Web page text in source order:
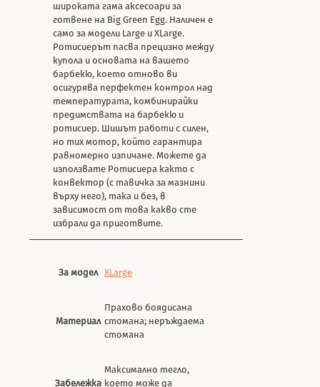
широката гама аксесоари за
готвене на Big Green Egg. Наличен е
само за модели Large и XLarge.
Ротисиерът пасва прецизно между
купола и основата на вашето
барбекю, което отново ви
осигурява перфектен контрол над
температурата, комбинирайки
предимствата на барбекю и
ротисиер. Шишът работи с силен,
но тих мотор, който гарантира
равномерно изпичане. Можете да
използвате Ротисиера както с
конвектор (с тавичка за мазнини
върху него), така и без, в
зависимост от това какво сте
избрали да приготвите.
За модел XLarge
Материал
Прахово боядисана
стомана; неръждаема
стомана
Забележка
Максимално тегло,
което може да